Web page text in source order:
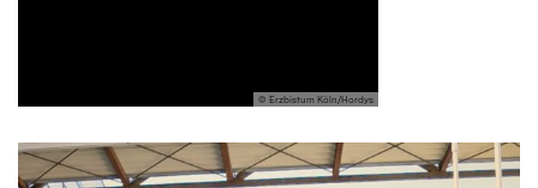
© Erzbistum Köln/Hordys